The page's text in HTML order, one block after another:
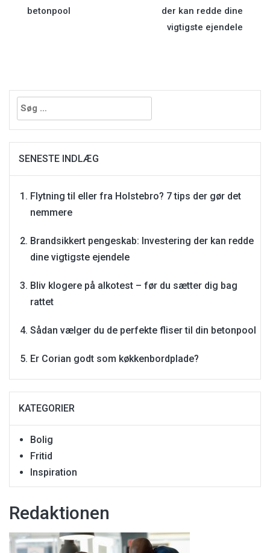
betonpool
der kan redde dine
vigtigste ejendele
Søg
efter:
SENESTE INDLÆG
Flytning til eller fra Holstebro? 7 tips der gør det
nemmere
Brandsikkert pengeskab: Investering der kan redde
dine vigtigste ejendele
Bliv klogere på alkotest – før du sætter dig bag
rattet
Sådan vælger du de perfekte fliser til din betonpool
Er Corian godt som køkkenbordplade?
KATEGORIER
Bolig
Fritid
Inspiration
Redaktionen